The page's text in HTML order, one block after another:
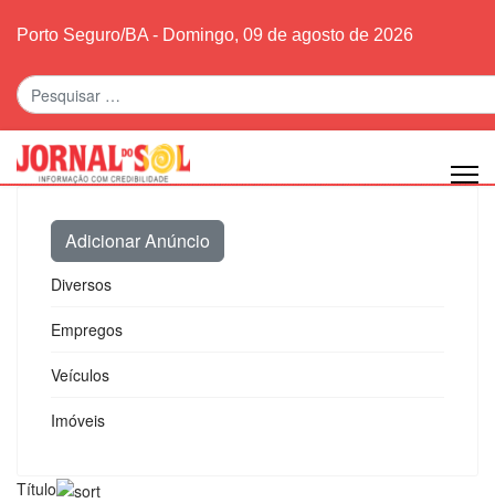
Porto Seguro/BA - Domingo, 09 de agosto de 2026
Pesquisar
Adicionar Anúncio
Diversos
Empregos
Veículos
Imóveis
Título